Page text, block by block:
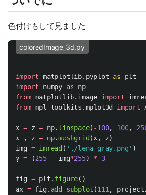
色付けもして見ました
coloredImage_3d.py
import matplotlib.pyplot as
plt
import
numpy as
np
from matplotlib.image import
from mpl_toolkits.mplot3d import
x = z = np. linspace( -100, 100,
x
, z = np.meshgrid (x, z)
img = imread ( ' ./lena_gray.png ' )
y = (255 - img*255) * 3
fig = plt . figure()
ax = fig. add_subplot (111,